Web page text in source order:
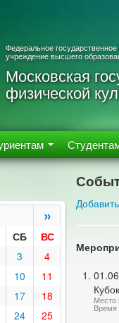
Федеральное
учреждение высшего
Московская
физической
»
СБ
ВС
3
4
10
11
17
18
24
25
Место
Время